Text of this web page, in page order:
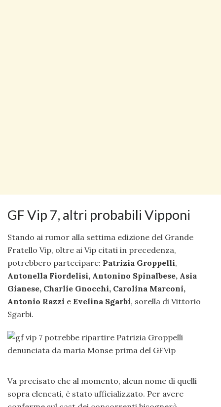
GF Vip 7, altri probabili Vipponi
Stando ai rumor alla settima edizione del Grande
Fratello Vip, oltre ai Vip citati in precedenza,
potrebbero partecipare: Patrizia Groppelli,
Antonella Fiordelisi, Antonino Spinalbese, Asia
Gianese, Charlie Gnocchi, Carolina Marconi,
Antonio Razzi e Evelina Sgarbi, sorella di Vittorio
Sgarbi.
Va precisato che al momento, alcun nome di quelli
sopra elencati, è stato ufficializzato. Per avere